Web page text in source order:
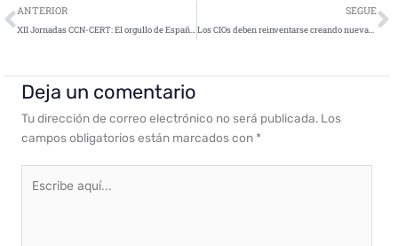
Ant
ANTERIOR
XII Jornadas CCN-CERT: El orgullo de España en la ciberseguridad mundial
SEGUE
Los CIOs deben reinventarse creando nuevas plataformas digitales de ágil conectividad y modernizando sus sistemas de legacy
Deja un comentario
Tu dirección de correo electrónico no será publicada. Los
campos obligatorios están marcados con *
aquí...